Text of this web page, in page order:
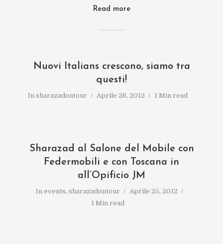
Read more
Nuovi Italians crescono, siamo tra
questi!
In sharazadontour Aprile 28, 2012 1 Min read
Sharazad al Salone del Mobile con
Federmobili e con Toscana in
all’Opificio JM
In events, sharazadontour
Aprile 25, 2012
1 Min read